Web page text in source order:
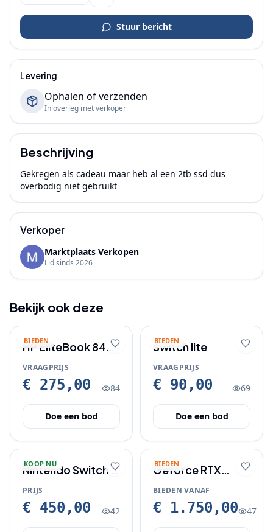
Stuur bericht
Levering
Ophalen of verzenden
In overleg met verkoper
Beschrijving
Gekregen als cadeau maar heb al een 2tb ssd dus
overbodig niet gebruikt
Verkoper
Marktplaats Verkopen
Lid sinds 2026
Bekijk ook deze
BIEDEN
HP EliteBook 840
G7 Windows 11
laptop
VRAAGPRIJS
€ 275,00 84
Doe een bod
BIEDEN
Switch lite
VRAAGPRIJS
€ 90,00 69
Doe een bod
KOOP NU
Nintendo Switch 2
Nieuw gekocht op
3 July
PRIJS
€ 450,00 42
BIEDEN
Geforce RTX
nieuwe videokaart
BIEDEN VANAF
€ 1.750,00 47